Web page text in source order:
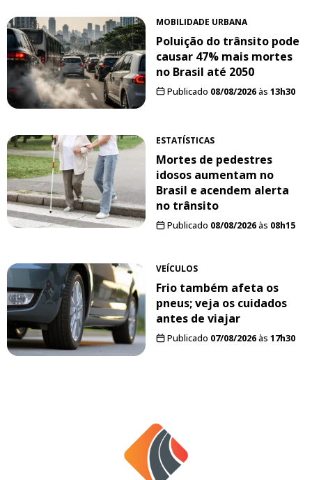
MOBILIDADE URBANA
Poluição do trânsito pode
causar 47% mais mortes
no Brasil até 2050
Publicado 08/08/2026às 13h30
ESTATÍSTICAS
Mortes de pedestres
idosos aumentam no
Brasil e acendem alerta
no trânsito
Publicado 08/08/2026às 08h15
VEÍCULOS
Frio também afeta os
pneus; veja os cuidados
antes de viajar
Publicado 07/08/2026às 17h30